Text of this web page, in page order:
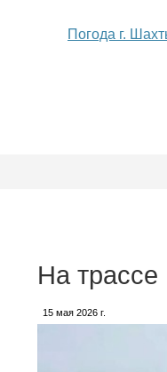
Погода г.
На
15 мая 2026 г.